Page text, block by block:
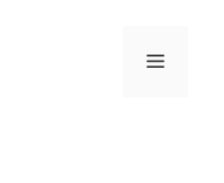
메뉴